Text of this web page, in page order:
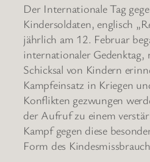
Der Internationale Tag
Kindersoldaten, englisch
jährlich am 12. Februar
internationaler Gedenktag,
Schicksal von Kindern
Kampfeinsatz in Kriegen
Konflikten gezwungen
der Aufruf zu einem
Kampf gegen diese
Form des